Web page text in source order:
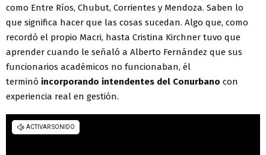
como Entre Ríos, Chubut, Corrientes y Mendoza. Saben lo
que significa hacer que las cosas sucedan. Algo que, como
recordó el propio Macri, hasta Cristina Kirchner tuvo que
aprender cuando le señaló a Alberto Fernández que sus
funcionarios académicos no funcionaban, él
terminó incorporando intendentes del Conurbano con
experiencia real en gestión.